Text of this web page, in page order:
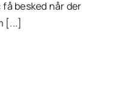
besked når der
[...]